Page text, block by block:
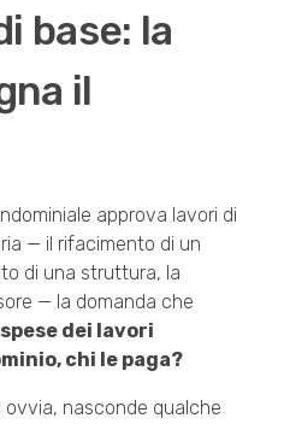
base: la
il
approva lavori di
— il rifacimento di un
di una struttura, la
— la domanda che
spese dei lavori
chi le paga?
ovvia, nasconde qualche